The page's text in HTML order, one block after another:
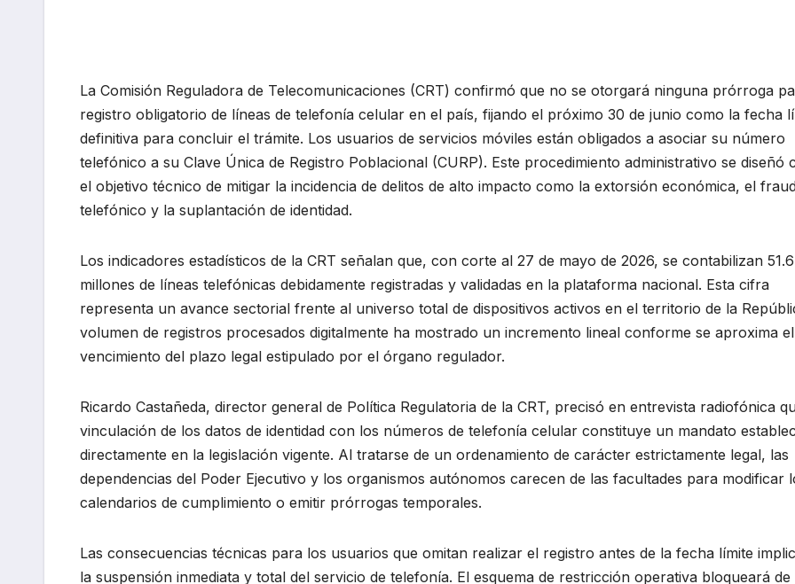
La Comisión Reguladora de Telecomunicaciones (CRT) confirmó que no se otorgará ninguna prórroga
registro obligatorio de líneas de telefonía celular en el país, fijando el próximo 30 de junio como la fecha
definitiva para concluir el trámite. Los usuarios de servicios móviles están obligados a asociar su número
telefónico a su Clave Única de Registro Poblacional (CURP). Este procedimiento administrativo se diseñó
el objetivo técnico de mitigar la incidencia de delitos de alto impacto como la extorsión económica, el
telefónico y la suplantación de identidad.
Los indicadores estadísticos de la CRT señalan que, con corte al 27 de mayo de 2026, se contabilizan 51.6
millones de líneas telefónicas debidamente registradas y validadas en la plataforma nacional. Esta cifra
representa un avance sectorial frente al universo total de dispositivos activos en el territorio de la
volumen de registros procesados digitalmente ha mostrado un incremento lineal conforme se aproxima el
vencimiento del plazo legal estipulado por el órgano regulador.
Ricardo Castañeda, director general de Política Regulatoria de la CRT, precisó en entrevista radiofónica
vinculación de los datos de identidad con los números de telefonía celular constituye un mandato
directamente en la legislación vigente. Al tratarse de un ordenamiento de carácter estrictamente legal, las
dependencias del Poder Ejecutivo y los organismos autónomos carecen de las facultades para modificar
calendarios de cumplimiento o emitir prórrogas temporales.
Las consecuencias técnicas para los usuarios que omitan realizar el registro antes de la fecha límite
la suspensión inmediata y total del servicio de telefonía. El esquema de restricción operativa bloqueará de